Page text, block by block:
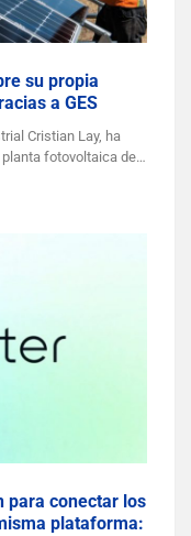
su propia
a GES
Cristian Lay, ha
fotovoltaica de…
para conectar los
plataforma: